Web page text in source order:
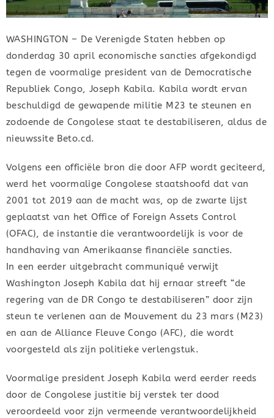
WASHINGTON – De Verenigde Staten hebben op
donderdag 30 april economische sancties afgekondigd
tegen de voormalige president van de Democratische
Republiek Congo, Joseph Kabila. Kabila wordt ervan
beschuldigd de gewapende militie M23 te steunen en
zodoende de Congolese staat te destabiliseren, aldus de
nieuwssite Beto.cd.
Volgens een officiële bron die door AFP wordt geciteerd,
werd het voormalige Congolese staatshoofd dat van
2001 tot 2019 aan de macht was, op de zwarte lijst
geplaatst van het Office of Foreign Assets Control
(OFAC), de instantie die verantwoordelijk is voor de
handhaving van Amerikaanse financiële sancties.
In een eerder uitgebracht communiqué verwijt
Washington Joseph Kabila dat hij ernaar streeft “de
regering van de DR Congo te destabiliseren” door zijn
steun te verlenen aan de Mouvement du 23 mars (M23)
en aan de Alliance Fleuve Congo (AFC), die wordt
voorgesteld als zijn politieke verlengstuk.
Voormalige president Joseph Kabila werd eerder reeds
door de Congolese justitie bij verstek ter dood
veroordeeld voor zijn vermeende verantwoordelijkheid